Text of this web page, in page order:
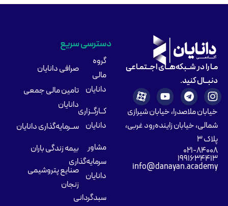
مـا را در شــبکه‌هــای اجــتمـاعی
دنبــال کنید.
خیابان ملاصدرا، خیابان شیرازی
شمالی، خیابان زاینده‌رود غربی،
پلاک ۳
۰۲۱-۸۴۰۰۸
۱۹۹۱۶۳۴۴۱۳
info@danayan.academy
دسترسی سریع
گروه
مالی
دانایان
کــارگــزاری
دانایان
مشاور
سرمایه‌گذاری
دانایان
سبدگردانی
صرافی دانایان
تامین مالی جمعی
دانایان
ســرمایه‌گذاری دانایان
بیمه زندگی باران
صنایع پتروشیمی
زنجان